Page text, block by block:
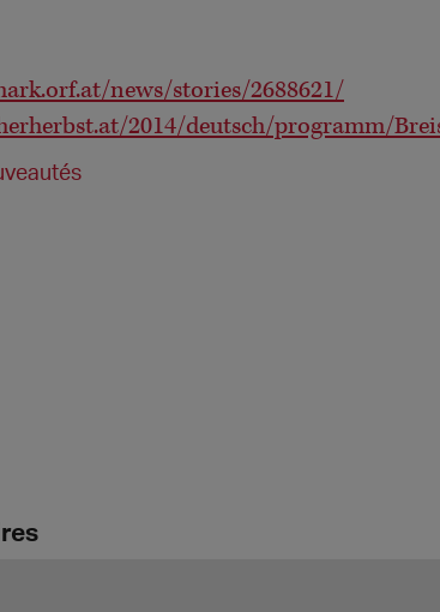
news/stories/2688621/
2014/deutsch/programm/